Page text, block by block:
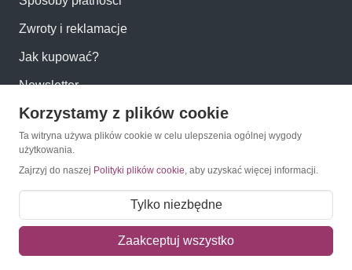
Zwroty i reklamacje
Jak kupować?
Newsletter
Konto
Moje konto
Mój koszyk
Adres dostawy
Korzystamy z plików cookie
Ta witryna używa plików cookie w celu ulepszenia ogólnej wygody
użytkowania.
Zajrzyj do naszej Polityki plików cookie, aby uzyskać więcej informacji.
Tylko niezbędne
Zaakceptuj wszystko